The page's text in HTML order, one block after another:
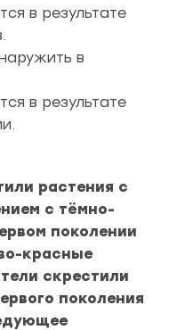
в результате
в
в результате
растения с
с тёмно-
поколении
красные
скрестили
поколения